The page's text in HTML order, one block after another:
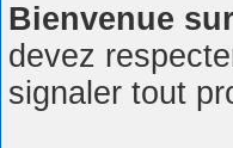
Bienvenue
devez
signaler tout